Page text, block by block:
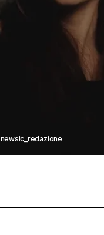
newsic_redazione